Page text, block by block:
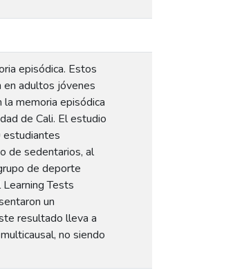
episódica. Estos
en adultos jóvenes
memoria episódica
de Cali. El estudio
estudiantes
de sedentarios, al
de deporte
Tests
un
resultado lleva a
no siendo